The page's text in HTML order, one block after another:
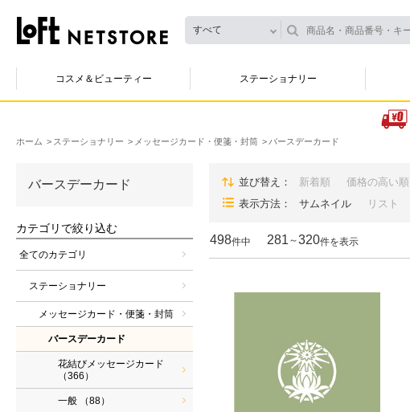
すべて
コスメ＆ビューティー ステーショナリー
ホーム ステーショナリー メッセージカード・便箋・封筒 バースデーカード
バースデーカード
カテゴリで絞り込む
全てのカテゴリ
ステーショナリー
メッセージカード・便箋・封筒
バースデーカード
花結びメッセージカード
（366）
一般 （88）
並び替え 新着順 価格の高い順
表示方法
サムネイル リスト
498件中 281 ～320件を表示